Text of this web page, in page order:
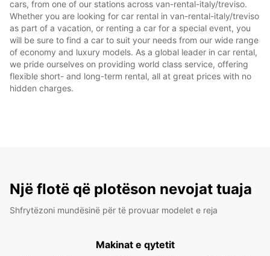
cars, from one of our stations across van-rental-italy/treviso.
Whether you are looking for car rental in van-rental-italy/treviso
as part of a vacation, or renting a car for a special event, you
will be sure to find a car to suit your needs from our wide range
of economy and luxury models. As a global leader in car rental,
we pride ourselves on providing world class service, offering
flexible short- and long-term rental, all at great prices with no
hidden charges.
Një flotë që plotëson nevojat tuaja
Shfrytëzoni mundësinë për të provuar modelet e reja
Makinat e qytetit